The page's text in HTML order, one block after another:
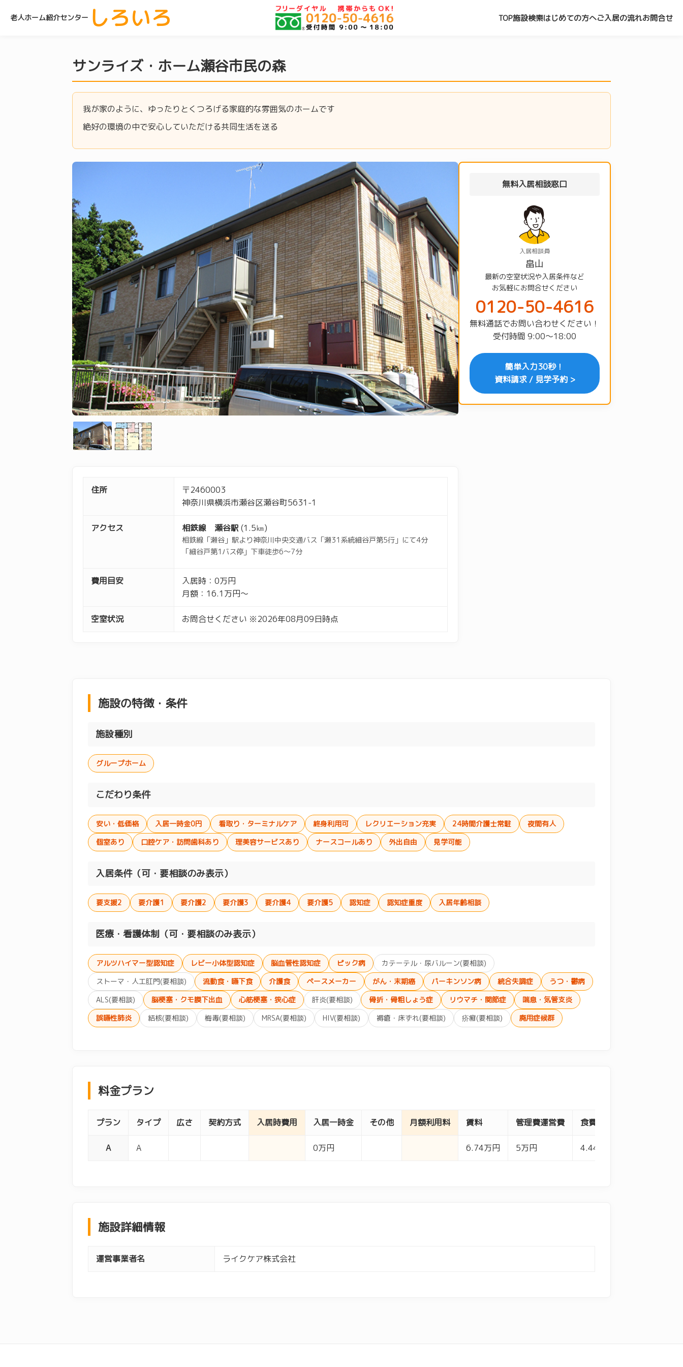
老人ホーム紹介センター しろいろ TOP施設検索はじめての方へご入居の流れお問合せ
サンライズ・ホーム瀬谷市民の森
我が家のように、ゆったりとくつろげる家庭的な雰囲気のホームです
絶好の環境の中で安心していただける共同生活を送る
住所
〒2460003
神奈川県横浜市瀬谷区瀬谷町5631-1
アクセス 相鉄線 瀬谷駅 (1.5㎞)
相鉄線「瀬谷」駅より神奈川中央交通バス「瀬31系統細谷戸第5行」にて4分
「細谷戸第1バス停」下車徒歩6～7分
費用目安
入居時：0万円
月額：16.1万円～
空室状況 お問合せください ※2026年08月09日時点
無料入居相談窓口
入居相談員
畠山
最新の空室状況や入居条件など
お気軽にお問合せください
0120-50-4616
無料通話でお問い合わせください！
受付時間 9:00〜18:00
簡単入力30秒！
資料請求 / 見学予約 >
施設の特徴・条件
施設種別
グループホーム
こだわり条件
安い・低価格 入居一時金0円 看取り・ターミナルケア 終身利用可 レクリエーション充実 24時間介護士常駐
夜間有人
個室あり
口腔ケア・訪問歯科あり 理美容サービスあり ナースコールあり 外出自由 見学可能
入居条件（可・要相談のみ表示）
要支援2 要介護1 要介護2 要介護3 要介護4 要介護5 認知症 認知症重度 入居年齢相談
医療・看護体制（可・要相談のみ表示）
アルツハイマー型認知症 レビー小体型認知症 脳血管性認知症 ピック病
カテーテル・尿バルーン(要相談)
ストーマ・人工肛門(要相談)
流動食・嚥下食 介護食 ペースメーカー がん・末期癌 パーキンソン病 統合失調症
うつ・鬱病
ALS(要相談)
脳梗塞・クモ膜下出血 心筋梗塞・狭心症 肝炎(要相談) 骨折・骨粗しょう症 リウマチ・関節症
喘息・気管支炎
誤嚥性肺炎
結核(要相談) 梅毒(要相談) MRSA(要相談) HIV(要相談) 褥瘡・床ずれ(要相談) 疥癬(要相談) 廃用症候群
料金プラン
プラン タイプ 広さ 契約方式 入居時費用 入居一時金 その他 月額利用料 賃料 管理費運営費 食費
A A 0万円 6.74万円 5万円 4.44万円
施設詳細情報
運営事業者名 ライクケア株式会社